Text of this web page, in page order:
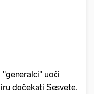
"generalci" uoči
dočekati Sesvete.